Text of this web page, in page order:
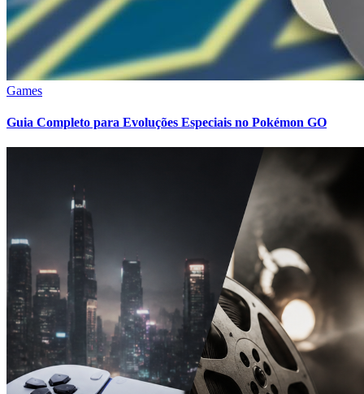
Games
Guia Completo para Evoluções Especiais no Pokémon GO